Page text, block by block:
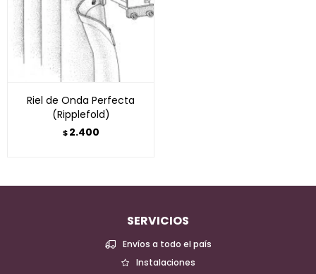
Riel de Onda Perfecta
(Ripplefold)
$ 2.400
SERVICIOS
Envíos a todo el país
Instalaciones